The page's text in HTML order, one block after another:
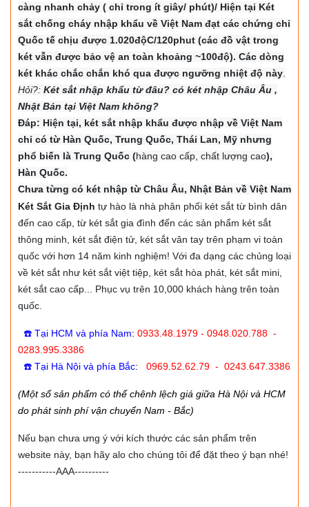
càng nhanh chảy ( chỉ trong ít giây/ phút)/ Hiện tại Két
sắt chống cháy nhập khẩu về Việt Nam đạt các chứng chỉ
Quốc tế chịu được 1.020độC/120phut (các đồ vật trong
két vẫn được bảo vệ an toàn khoảng ~100độ). Các dòng
két khác chắc chắn khó qua được ngưỡng nhiệt độ này
Hỏi?: Két sắt nhập khẩu từ đâu? có két nhập Châu Âu ,
Nhật Bản tại Việt Nam không?
Đáp: Hiện tại, két sắt nhập khẩu được nhập về Việt Nam
chỉ có từ Hàn Quốc, Trung Quốc, Thái Lan, Mỹ nhưng
phổ biến là Trung Quốc (hàng cao cấp, chất lượng cao),
Hàn Quốc.
Chưa từng có két nhập từ Châu Âu, Nhật Bản về Việt Nam
Két Sắt Gia Định tự hào là nhà phân phối két sắt từ bình dân
đến cao cấp, từ két sắt gia đình đến các sản phẩm két sắt
thông minh, két sắt điện tử, két sắt vân tay trên phạm vi toàn
quốc với hơn 14 năm kinh nghiệm! Với đa dạng các chủng loại
về két sắt như két sắt việt tiệp, két sắt hòa phát, két sắt mini,
két sắt cao cấp... Phục vụ trên 10,000 khách hàng trên toàn
quốc.
☎️ Tại HCM và phía Nam: 0933.48.1979 - 0948.020.788 -
0283.995.3386
☎️ Tại Hà Nội và phía Bắc: 0969.52.62.79 - 0243.647.3386
(Một số sản phẩm có thể chênh lệch giá giữa Hà Nội và HCM
do phát sinh phí vận chuyển Nam - Bắc)
Nếu bạn chưa ưng ý với kích thước các sản phẩm trên
website này, bạn hãy alo cho chúng tôi để đặt theo ý bạn nhé!
-----------AAA----------